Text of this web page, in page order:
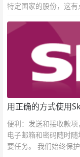
特定国家的股份，这
用正确的方式使用
便利：发送和接收款
电子邮箱和密码随时
要任务。 我们始终保